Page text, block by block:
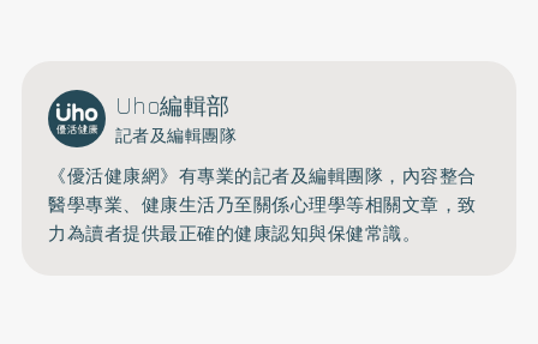
Uho編輯部
記者及編輯團隊
《優活健康網》有專業的記者及編輯團隊，內容整合
醫學專業、健康生活乃至關係心理學等相關文章，致
力為讀者提供最正確的健康認知與保健常識。